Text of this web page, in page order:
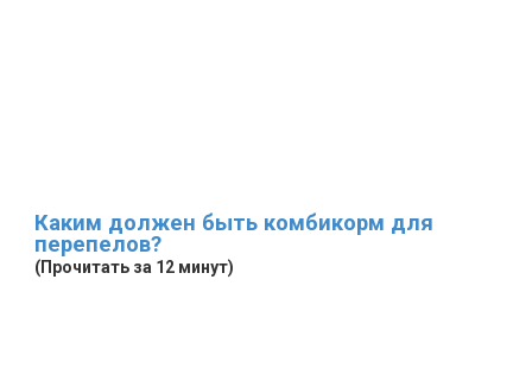
Каким должен быть комбикорм для
перепелов?
(Прочитать за 12 минут)